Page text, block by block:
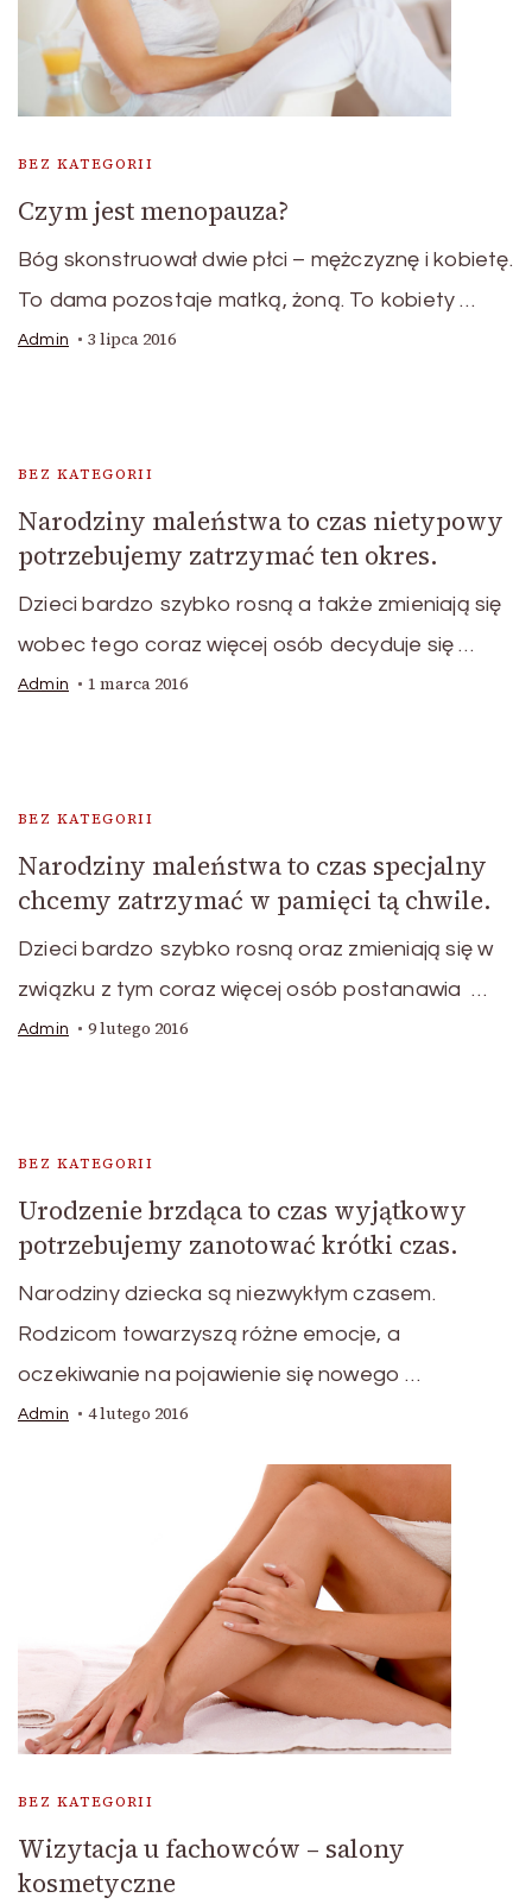
BEZ KATEGORII
Czym jest menopauza?
Bóg skonstruował dwie płci – mężczyznę i kobietę.
To dama pozostaje matką, żoną. To kobiety …
Admin 3 lipca 2016
BEZ KATEGORII
Narodziny maleństwa to czas nietypowy
potrzebujemy zatrzymać ten okres.
Dzieci bardzo szybko rosną a także zmieniają się
wobec tego coraz więcej osób decyduje się …
Admin 1 marca 2016
BEZ KATEGORII
Narodziny maleństwa to czas specjalny
chcemy zatrzymać w pamięci tą chwile.
Dzieci bardzo szybko rosną oraz zmieniają się w
związku z tym coraz więcej osób postanawia …
Admin 9 lutego 2016
BEZ KATEGORII
Urodzenie brzdąca to czas wyjątkowy
potrzebujemy zanotować krótki czas.
Narodziny dziecka są niezwykłym czasem.
Rodzicom towarzyszą różne emocje, a
oczekiwanie na pojawienie się nowego …
Admin 4 lutego 2016
BEZ KATEGORII
Wizytacja u fachowców – salony
kosmetyczne